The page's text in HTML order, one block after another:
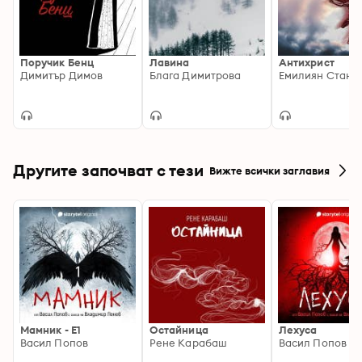
Поручик Бенц
Димитър Димов
Лавина
Блага Димитрова
Антихрист
Емилиян
Другите започват с тези Вижте всички заглавия
Мамник - E1
Васил Попов
Остайница
Рене Карабаш
Лехуса
Васил Попов